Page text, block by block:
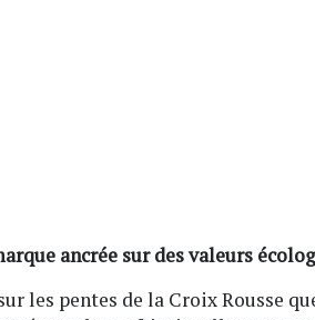
ancrée sur des valeurs
les pentes de la Croix Rousse